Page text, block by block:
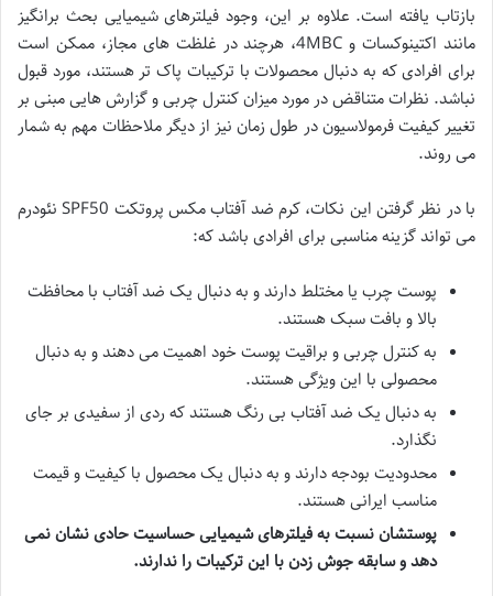
بازتاب یافته است. علاوه بر این، وجود فیلترهای شیمیایی بحث برانگیز
مانند اکتینوکسات و 4MBC، هرچند در غلظت های مجاز، ممکن است
برای افرادی که به دنبال محصولات با ترکیبات پاک تر هستند، مورد قبول
نباشد. نظرات متناقض در مورد میزان کنترل چربی و گزارش هایی مبنی بر
تغییر کیفیت فرمولاسیون در طول زمان نیز از دیگر ملاحظات مهم به شمار
می روند.
با در نظر گرفتن این نکات، کرم ضد آفتاب مکس پروتکت SPF50 نئودرم
می تواند گزینه مناسبی برای افرادی باشد که:
پوست چرب یا مختلط دارند و به دنبال یک ضد آفتاب با محافظت
بالا و بافت سبک هستند.
به کنترل چربی و براقیت پوست خود اهمیت می دهند و به دنبال
محصولی با این ویژگی هستند.
به دنبال یک ضد آفتاب بی رنگ هستند که ردی از سفیدی بر جای
نگذارد.
محدودیت بودجه دارند و به دنبال یک محصول با کیفیت و قیمت
مناسب ایرانی هستند.
پوستشان نسبت به فیلترهای شیمیایی حساسیت حادی نشان نمی
دهد و سابقه جوش زدن با این ترکیبات را ندارند.